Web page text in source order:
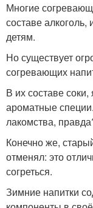
Многие
составе
детям.
Но существует
согревающих
В их составе
ароматные
лакомства,
Конечно же,
отменял: это
согреться.
Зимние напитки